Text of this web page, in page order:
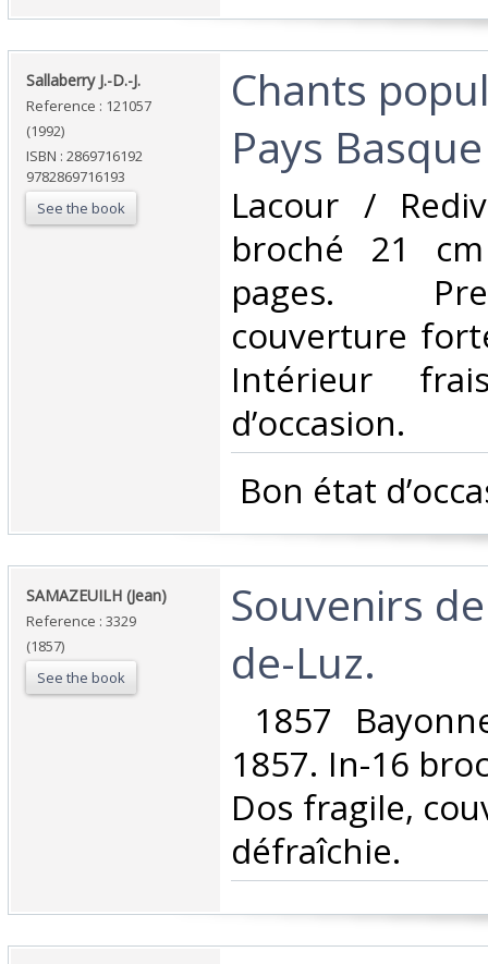
‎Sallaberry J.-D.-J.‎
Reference : 121057
(1992)
ISBN : 2869716192
9782869716193
See the book
‎Chants
Pays Basque‎
‎Lacour /
broché 21
pages.
couverture
Intérieur
d’occasion.‎
Bon état
‎SAMAZEUILH (Jean)‎
Reference : 3329
(1857)
See the book
‎Souvenirs
de-Luz.‎
1857
1857. In-16
Dos fragile,
défraîchie. ‎